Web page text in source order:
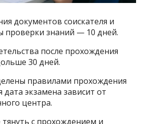
документов соискателя и
проверки знаний — 10 дней.
после прохождения
30 дней.
правилами прохождения
экзамена зависит от
центра.
с прохождением и